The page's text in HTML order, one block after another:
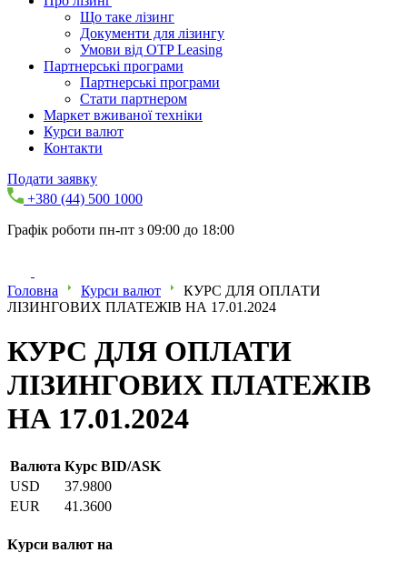
Що таке лізинг
Документи для лізингу
Умови від OTP Leasing
Партнерські програми
Партнерські програми
Стати партнером
Маркет вживаної техніки
Курси валют
Контакти
Подати заявку
+380 (44) 500 1000
Графік роботи пн-пт з 09:00 до 18:00
Головна Курси валют
КУРС ДЛЯ ОПЛАТИ
ЛІЗИНГОВИХ ПЛАТЕЖІВ НА 17.01.2024
КУРС ДЛЯ ОПЛАТИ
ЛІЗИНГОВИХ ПЛАТЕЖІВ
НА 17.01.2024
Валюта Курс BID/ASK
USD
37.9800
EUR
41.3600
Курси валют на